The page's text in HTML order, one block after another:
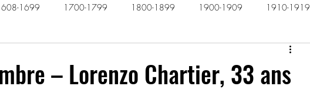
1699 1700-1799 1800-1899 1900-1909 1910-1919
– Lorenzo Chartier, 33 ans